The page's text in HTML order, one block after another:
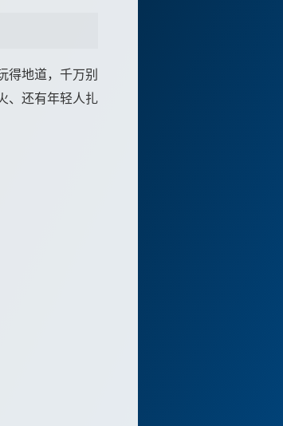
得地道，千万别
、还有年轻人扎